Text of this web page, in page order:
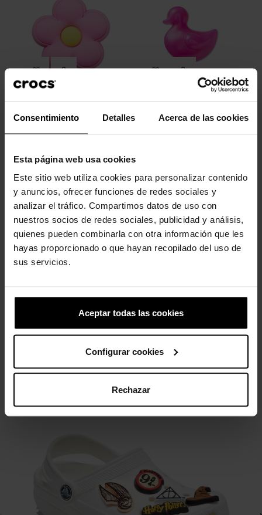
Consentimiento Detalles Acerca de las cookies
Esta página web usa cookies
Este sitio web utiliza cookies para personalizar contenido
y anuncios, ofrecer funciones de redes sociales y
analizar el tráfico. Compartimos datos de uso con
nuestros socios de redes sociales, publicidad y análisis,
quienes pueden combinarla con otra información que les
hayas proporcionado o que hayan recopilado del uso de
sus servicios.
Aceptar todas las cookies
Configurar cookies
Rechazar
4,99 € 3,99 € 5,99 € 4,79 €
-20%
4 outros produtos na mesma